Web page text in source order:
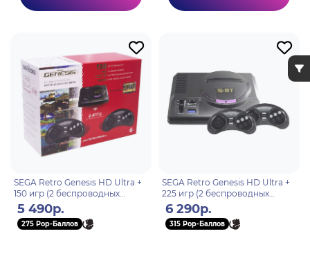
SEGA Retro Genesis HD Ultra +
150 игр (2 беспроводных
2.4ГГц джойстика, HDMI
кабель)
5 490р.
275 Pop-Баллов
SEGA Retro Genesis HD Ultra +
225 игр (2 беспроводных
2.4ГГц джойстика, HDMI
кабель)
6 290р.
315 Pop-Баллов